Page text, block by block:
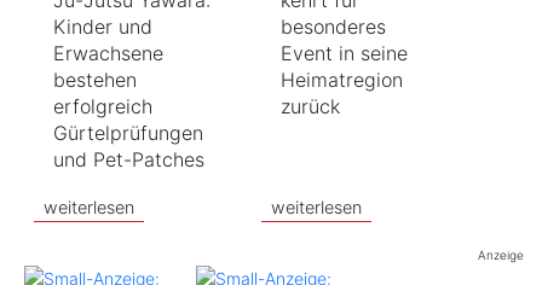
Kinder und
Erwachsene
bestehen
erfolgreich
Gürtelprüfungen
und Pet-Patches
weiterlesen
besonderes
Event in seine
Heimatregion
zurück
weiterlesen
Anzeige